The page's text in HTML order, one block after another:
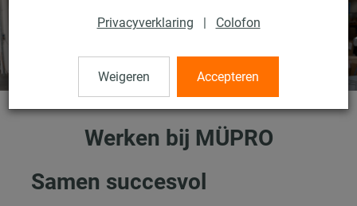
Privacyverklaring | Colofon
Weigeren Accepteren
Werken bij MÜPRO
Samen succesvol